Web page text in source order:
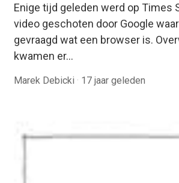
Enige tijd geleden werd op Times
video geschoten door Google
gevraagd wat een browser is.
kwamen er…
Marek Debicki · 17 jaar geleden